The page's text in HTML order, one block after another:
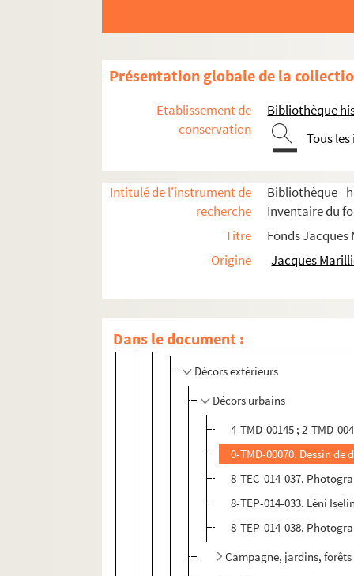
Présentation globale de la
Etablissement de
conservation
Bibliothèque
Tous
Intitulé de l'instrument de
recherche
Bibliothèque
Inventaire du
Titre
Fonds
Origine
Jacques
Dans le document :
Lacenaire
Les misérables
La nuit de Tanger (Etchevery)
Le roi-cerf
Tosca
Un bal masqué
Une lune pour les déshérités
Dessins et photographies de décor
Décors extérieurs
Décors urbains
4-TMD-00145 ; 2-TMD-
0-TMD-00070. Dessin de
8-TEC-014-037.
8-TEP-014-033. Léni
8-TEP-014-038.
Campagne, jardins, forêts